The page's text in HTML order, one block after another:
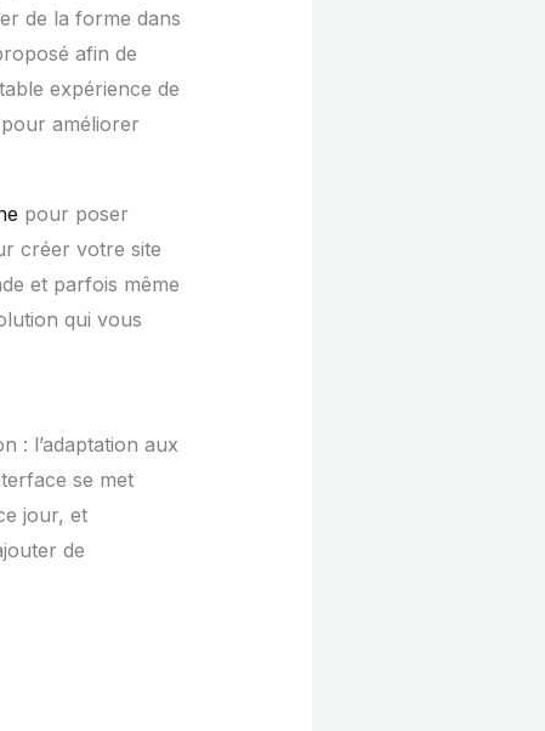
de la forme dans
afin de
expérience de
améliorer
pour poser
créer votre site
et parfois même
qui vous
: l’adaptation aux
se met
jour, et
de